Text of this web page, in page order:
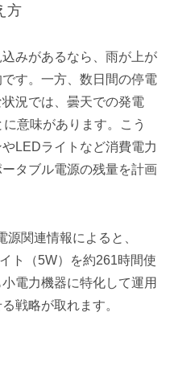
方
みがあるなら、雨が上が
す。一方、数日間の停電
況では、曇天での発電
意味があります。こう
LEDライトなど消費電力
タブル電源の残量を計画
関連情報によると、
ト（5W）を約261時間使
電力機器に特化して運用
戦略が取れます。